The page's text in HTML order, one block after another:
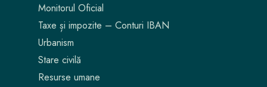
Monitorul Oficial
Taxe și impozite – Conturi IBAN
Urbanism
Stare civilă
Resurse umane